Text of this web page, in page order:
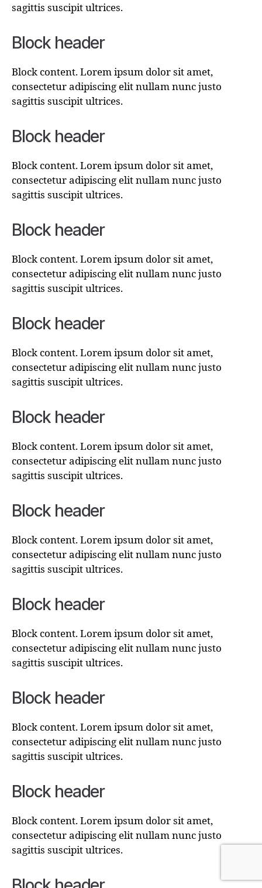
sagittis suscipit ultrices.
Block header
Block content. Lorem ipsum dolor sit amet,
consectetur adipiscing elit nullam nunc justo
sagittis suscipit ultrices.
Block header
Block content. Lorem ipsum dolor sit amet,
consectetur adipiscing elit nullam nunc justo
sagittis suscipit ultrices.
Block header
Block content. Lorem ipsum dolor sit amet,
consectetur adipiscing elit nullam nunc justo
sagittis suscipit ultrices.
Block header
Block content. Lorem ipsum dolor sit amet,
consectetur adipiscing elit nullam nunc justo
sagittis suscipit ultrices.
Block header
Block content. Lorem ipsum dolor sit amet,
consectetur adipiscing elit nullam nunc justo
sagittis suscipit ultrices.
Block header
Block content. Lorem ipsum dolor sit amet,
consectetur adipiscing elit nullam nunc justo
sagittis suscipit ultrices.
Block header
Block content. Lorem ipsum dolor sit amet,
consectetur adipiscing elit nullam nunc justo
sagittis suscipit ultrices.
Block header
Block content. Lorem ipsum dolor sit amet,
consectetur adipiscing elit nullam nunc justo
sagittis suscipit ultrices.
Block header
Block content. Lorem ipsum dolor sit amet,
consectetur adipiscing elit nullam nunc justo
sagittis suscipit ultrices.